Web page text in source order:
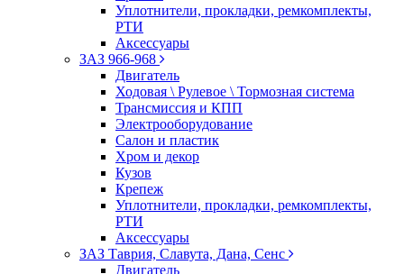
Уплотнители, прокладки, ремкомплекты,
РТИ
Аксессуары
ЗАЗ 966-968
Двигатель
Ходовая \ Рулевое \ Тормозная система
Трансмиссия и КПП
Электрооборудование
Салон и пластик
Хром и декор
Кузов
Крепеж
Уплотнители, прокладки, ремкомплекты,
РТИ
Аксессуары
ЗАЗ Таврия, Славута, Дана, Сенс
Двигатель